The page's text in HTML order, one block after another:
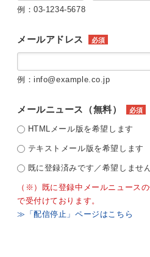
例：03-1234-5678
メールアドレス 必須
例：info@example.co.jp
メールニュース（無料） 必須
HTMLメール版を希望します
テキストメール版を希望します
既に登録済みです／希望しませ
（※）既に登録中メールニュース
で受付けております。
≫「配信停止」ページはこちら